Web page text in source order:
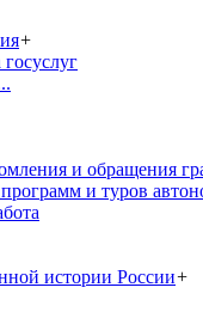
+
и обращения
и туров
истории России+